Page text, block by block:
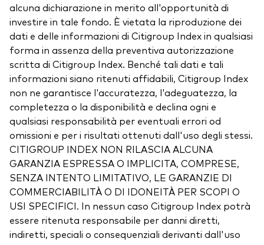
alcuna dichiarazione in merito all'opportunità di
investire in tale fondo. È vietata la riproduzione dei
dati e delle informazioni di Citigroup Index in qualsiasi
forma in assenza della preventiva autorizzazione
scritta di Citigroup Index. Benché tali dati e tali
informazioni siano ritenuti affidabili, Citigroup Index
non ne garantisce l'accuratezza, l'adeguatezza, la
completezza o la disponibilità e declina ogni e
qualsiasi responsabilità per eventuali errori od
omissioni e per i risultati ottenuti dall'uso degli stessi.
CITIGROUP INDEX NON RILASCIA ALCUNA
GARANZIA ESPRESSA O IMPLICITA, COMPRESE,
SENZA INTENTO LIMITATIVO, LE GARANZIE DI
COMMERCIABILITÀ O DI IDONEITÀ PER SCOPI O
USI SPECIFICI. In nessun caso Citigroup Index potrà
essere ritenuta responsabile per danni diretti,
indiretti, speciali o consequenziali derivanti dall'uso